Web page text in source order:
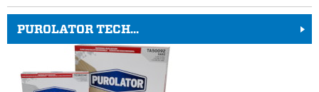
PUROLATOR TECH...